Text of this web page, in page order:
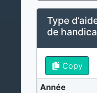
Type
de
Copy
Année